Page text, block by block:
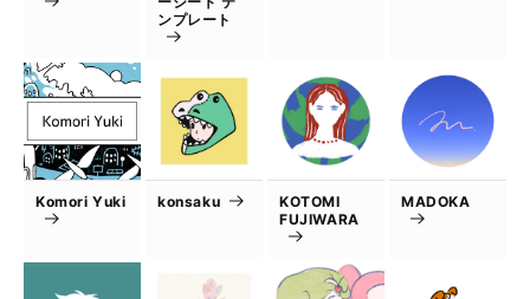
ンプレート
Komori Yuki konsaku
KOTOMI
FUJIWARA
MADOKA